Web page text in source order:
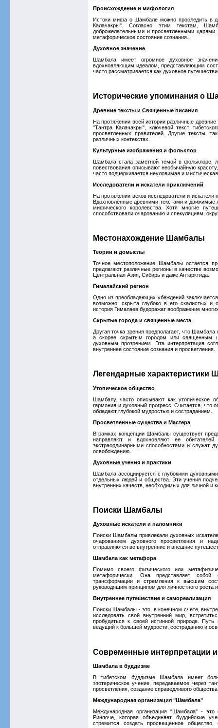
Происхождение и мифология
Истоки мифа о Шамбале можно проследить в
Калачакры". Согласно этим текстам,
доброжелательными и просветленными
метафорическое состояние сознания.
Духовное значение
Шамбала имеет огромное духовное
вдохновляющим идеалом, представляющим
часто рассматривается как духовное
Исторические упоминания о
Древние тексты и Священные писания
На протяжении всей истории различные
"Тантра Калачакры", ключевой текст
просветленных правителей. Другие тексты,
различных контекстах.
Культурные изображения и фольклор
Шамбала стала заметной темой в фольклоре,
повествования описывают необычайную
часто подчеркивается неуловимая и
Исследователи и искатели приключений
На протяжении веков исследователи и
Вдохновленные древними текстами и движимые
мифического королевства. Хотя многие
способствовали очарованию и спекуляциям,
Местонахождение Шамбалы
Теории и домыслы
Точное местоположение Шамбалы остается
предлагают различные регионы в качестве
Центральная Азия, Сибирь и даже Антарктида.
Гималайский регион
Одно из преобладающих убеждений
возможно, скрыта глубоко в его скалистых и
история Гималаев будоражат воображение
Скрытые города и священные места
Другая точка зрения предполагает, что
а скорее скрытым городом или священным
духовным прозрением. Эта интерпретация
внутреннее состояние сознания и просветления.
Легендарные характеристики
Утопическое общество
Шамбалу часто описывают как утопическое
гармония и духовный прогресс. Считается,
обладают глубокой мудростью и состраданием.
Просветленные существа и Мастера
В рамках концепции Шамбалы существует
направляют и вдохновляют ее
экстраординарными способностями и служат
освобождению.
Духовные учения и практики
Шамбала ассоциируется с глубокими
отдельных людей и общества. Эти учения
внутренних качеств, необходимых для личной и
Поиски Шамбалы
Духовные искатели и паломники
Поиски Шамбалы привлекали духовных
очарованием духовного просветления и
отправляются во внутренние и внешние
Шамбала как метафора
Помимо своего физического или
метафорически. Она представляет собой
трансформации и стремления к высшим
руководящим принципом для личностного роста
Внутреннее путешествие и самореализация
Поиски Шамбалы - это, в конечном счете,
исследовать свой внутренний мир,
пробудиться к своей истинной природе.
ведущий к большей мудрости, состраданию и
Современные интерпретации
Шамбала в буддизме
В тибетском буддизме Шамбала имеет
эзотерическое учение, передаваемое через
просветления, создание справедливого
Международная организация "Шамбала"
Международная организация "Шамбала" - это
Ринпоче, которая объединяет буддийские
стремится создать просвещенное